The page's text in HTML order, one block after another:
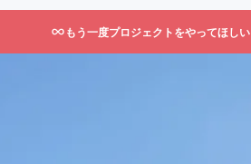
もう一度プロジェクトをやってほしい